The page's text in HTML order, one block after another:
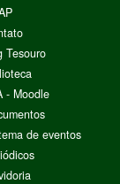
Tesouro
- Moodle
de eventos